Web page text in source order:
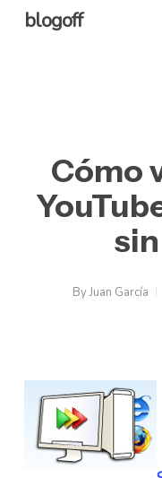
Skipblogoff
Cómo
ByJuan García